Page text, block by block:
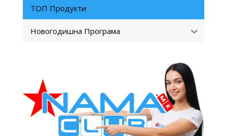
ТОП Продукти
Новогодишна Програма